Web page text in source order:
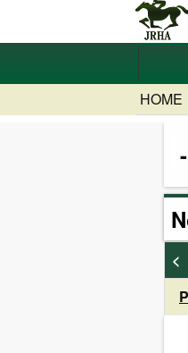
HOME